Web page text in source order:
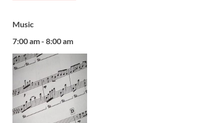
Music
7:00 am - 8:00 am